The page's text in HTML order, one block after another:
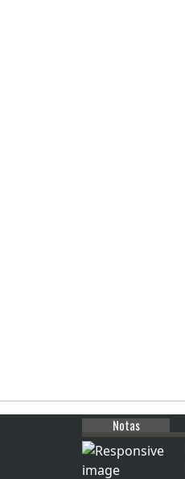
Notas